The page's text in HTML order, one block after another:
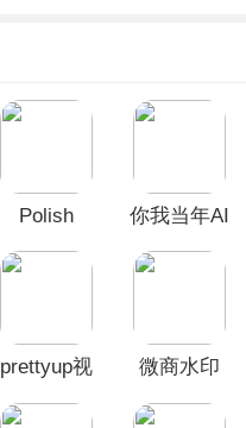
Polish
你我当年AI
prettyup视
微商水印